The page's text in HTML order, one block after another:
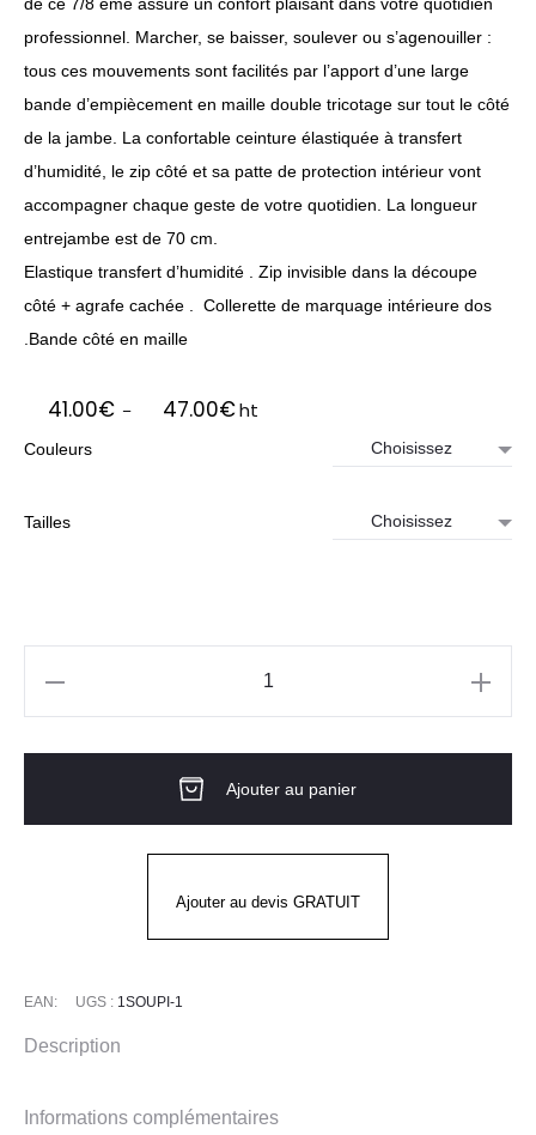
professionnel. Marcher, se baisser, soulever ou s’agenouiller :
tous ces mouvements sont facilités par l’apport d’une large
bande d’empiècement en maille double tricotage sur tout le côté
de la jambe. La confortable ceinture élastiquée à transfert
d’humidité, le zip côté et sa patte de protection intérieur vont
accompagner chaque geste de votre quotidien. La longueur
entrejambe est de 70 cm.
Elastique transfert d’humidité . Zip invisible dans la découpe
côté + agrafe cachée . Collerette de marquage intérieure dos
.Bande côté en maille
41.00€ – 47.00€Plage
ht
Couleurs
Tailles
Femme
Ajouter au panier
Ajouter au devis GRATUIT
EAN: UGS : 1SOUPI-1
Description
Informations complémentaires